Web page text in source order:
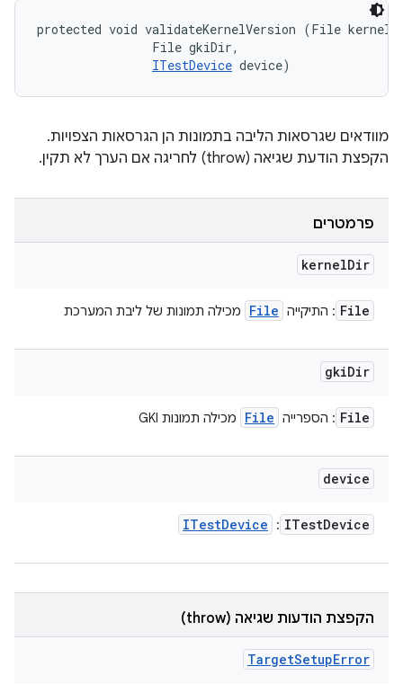
protected void validateKernelVersion (File
                File gkiDir,
ITestDevice device)
מוודאים שגרסאות הליבה בתמונות הן הגרסאות הצפויות.
הקפצת הודעת שגיאה (throw) לחריגה אם הערך לא תקין.
פרמטרים
kernelDir
File : התיקייה File מכילה תמונות של ליבת המערכת
gkiDir
File : הספרייה File מכילה תמונות GKI
device
ITestDevice
:
ITestDevice
הקפצת הודעות שגיאה (throw)
TargetSetupError